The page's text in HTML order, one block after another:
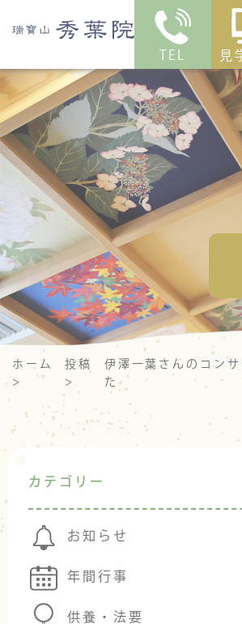
TEL 見
ホーム
>
投稿
>
伊澤一葉さんのコン
た
カテゴリー
お知らせ
年間行事
供養・法要